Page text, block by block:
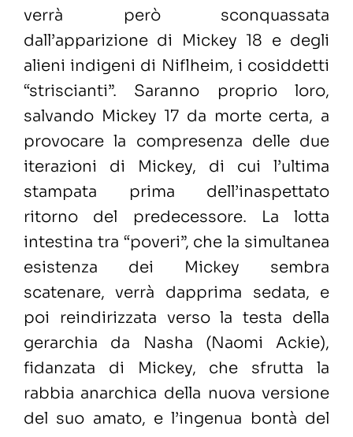
verrà però sconquassata
dall’apparizione di Mickey 18 e degli
alieni indigeni di Niflheim, i cosiddetti
“striscianti”. Saranno proprio loro,
salvando Mickey 17 da morte certa, a
provocare la compresenza delle due
iterazioni di Mickey, di cui l’ultima
stampata prima dell’inaspettato
ritorno del predecessore. La lotta
intestina tra “poveri”, che la simultanea
esistenza dei Mickey sembra
scatenare, verrà dapprima sedata, e
poi reindirizzata verso la testa della
gerarchia da Nasha (Naomi Ackie),
fidanzata di Mickey, che sfrutta la
rabbia anarchica della nuova versione
del suo amato, e l’ingenua bontà del